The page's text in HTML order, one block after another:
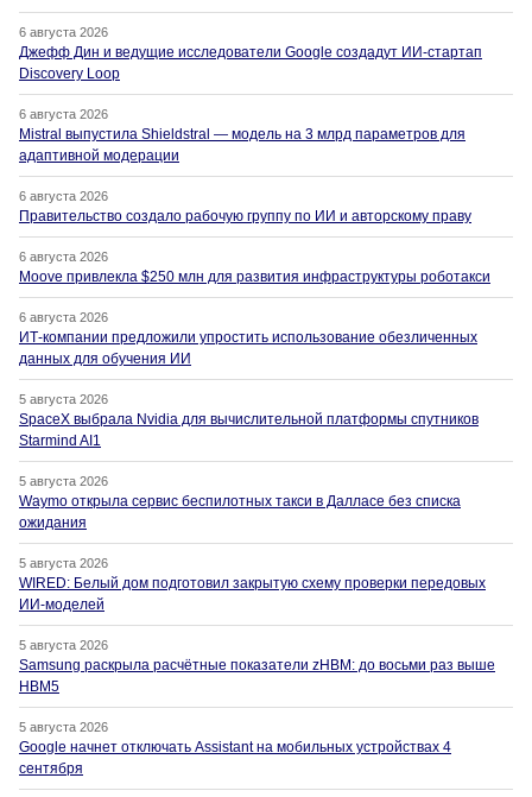
6 августа 2026
Джефф Дин и ведущие исследователи Google создадут ИИ-стартап
Discovery Loop
6 августа 2026
Mistral выпустила Shieldstral — модель на 3 млрд параметров для
адаптивной модерации
6 августа 2026
Правительство создало рабочую группу по ИИ и авторскому праву
6 августа 2026
Moove привлекла $250 млн для развития инфраструктуры роботакси
6 августа 2026
ИТ-компании предложили упростить использование обезличенных
данных для обучения ИИ
5 августа 2026
SpaceX выбрала Nvidia для вычислительной платформы спутников
Starmind AI1
5 августа 2026
Waymo открыла сервис беспилотных такси в Далласе без списка
ожидания
5 августа 2026
WIRED: Белый дом подготовил закрытую схему проверки передовых
ИИ-моделей
5 августа 2026
Samsung раскрыла расчётные показатели zHBM: до восьми раз выше
HBM5
5 августа 2026
Google начнет отключать Assistant на мобильных устройствах 4
сентября